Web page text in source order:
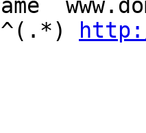
^(.*)